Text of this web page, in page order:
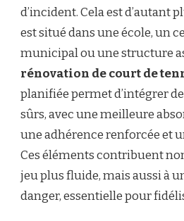
d’incident. Cela est d’autant
est situé dans une école, un
municipal ou une structure
rénovation de court de
planifiée permet d’intégrer
sûrs, avec une meilleure
une adhérence renforcée et
Ces éléments contribuent
jeu plus fluide, mais aussi à
danger, essentielle pour